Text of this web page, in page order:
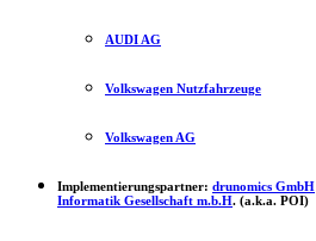
AUDI AG
Volkswagen Nutzfahrzeuge
Volkswagen AG
Implementierungspartner: drunomics GmbH
Informatik Gesellschaft m.b.H. (a.k.a. POI)